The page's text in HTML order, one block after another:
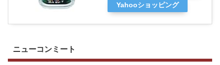
Yahooショッピング
ニューコンミート